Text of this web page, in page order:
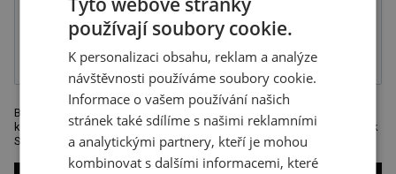
Digitální
transferový tisk
Transferový
přímo tisk
Brašna na notebook z 600D polyesteru, s černým zipem a přední
kapsou. Rozměr: 39 x 9 x 29 cm. Doporučená technologie tisku: Sítotisk
S2
používají soubory cookie.
K personalizaci obsahu, reklam a analýze
návštěvnosti používáme soubory cookie.
Informace o vašem používání našich
stránek také sdílíme s našimi reklamními
a analytickými partnery, kteří je mohou
kombinovat s dalšími informacemi, které